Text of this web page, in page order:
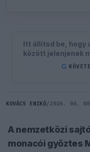
Itt állítsd be, hogy
között jelenjenek
G
KOVÁCS ENIKŐ/ 2026. 06.
A nemzetközi
monacói győztes